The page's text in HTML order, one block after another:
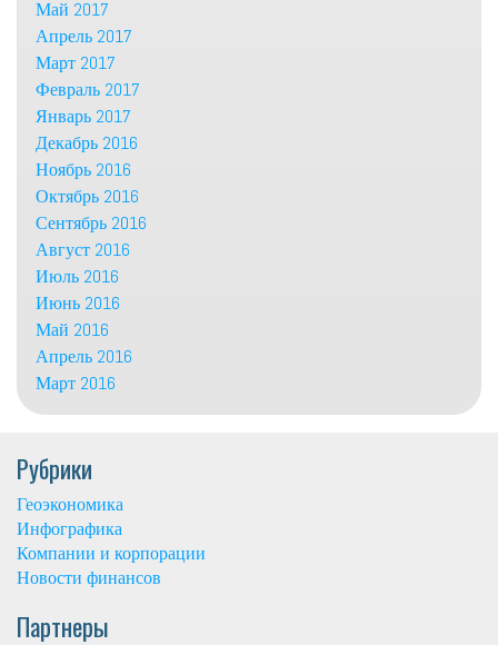
Май 2017
Апрель 2017
Март 2017
Февраль 2017
Январь 2017
Декабрь 2016
Ноябрь 2016
Октябрь 2016
Сентябрь 2016
Август 2016
Июль 2016
Июнь 2016
Май 2016
Апрель 2016
Март 2016
Рубрики
Геоэкономика
Инфографика
Компании и корпорации
Новости финансов
Партнеры